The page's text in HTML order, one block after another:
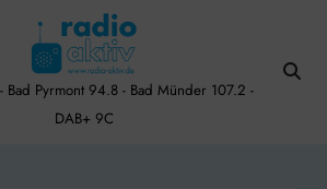
Bad Pyrmont 94.8 - Bad Münder 107.2 -
DAB+ 9C